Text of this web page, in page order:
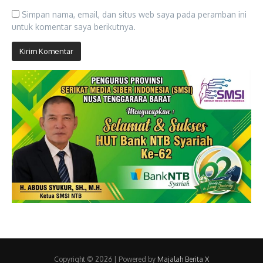
Simpan nama, email, dan situs web saya pada peramban ini
untuk komentar saya berikutnya.
Copyright © 2026 | Powered by Majalah Berita X